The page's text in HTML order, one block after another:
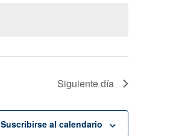
Siguiente día
Suscribirse al calendario